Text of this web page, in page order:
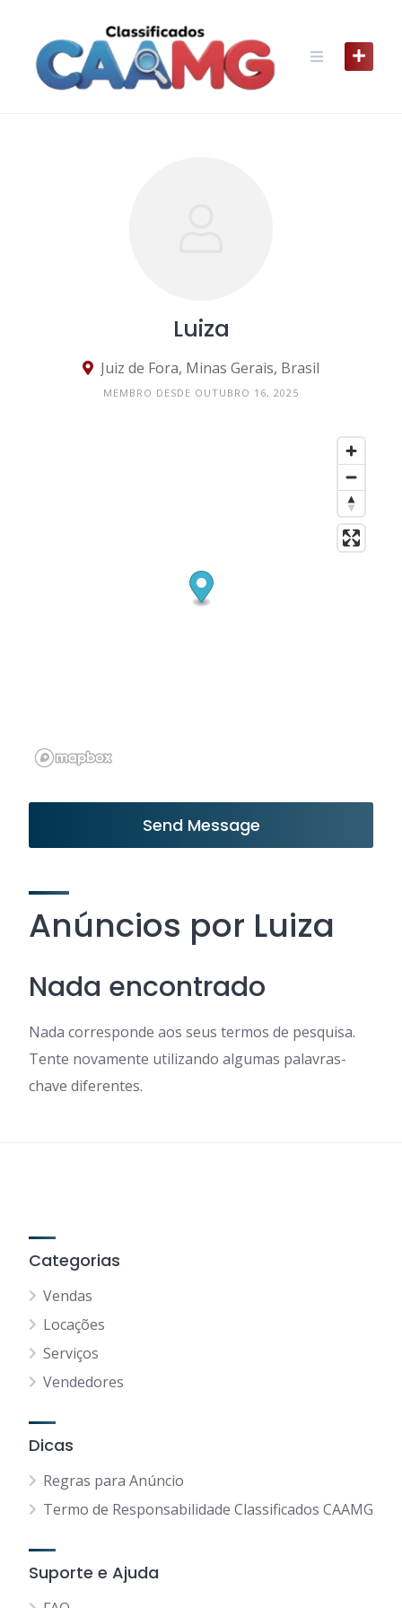
content
Luiza
Juiz de Fora, Minas Gerais, Brasil
MEMBRO DESDE OUTUBRO 16, 2025
Send Message
Anúncios por Luiza
Nada encontrado
Nada corresponde aos seus termos de pesquisa.
Tente novamente utilizando algumas palavras-
chave diferentes.
Categorias
Vendas
Locações
Serviços
Vendedores
Dicas
Regras para Anúncio
Termo de Responsabilidade Classificados CAAMG
Suporte e Ajuda